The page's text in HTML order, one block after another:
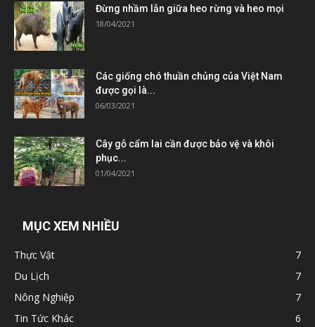
Đừng nhầm lẫn giữa heo rừng và heo mọi
18/04/2021
Các giống chó thuần chủng của Việt Nam
được gọi là...
06/03/2021
Cây gỗ cẩm lai cần được bảo vệ và khôi
phục...
01/04/2021
MỤC XEM NHIỀU
Thực Vật
7
Du Lịch
7
Nông Nghiệp
7
Tin Tức Khác
6